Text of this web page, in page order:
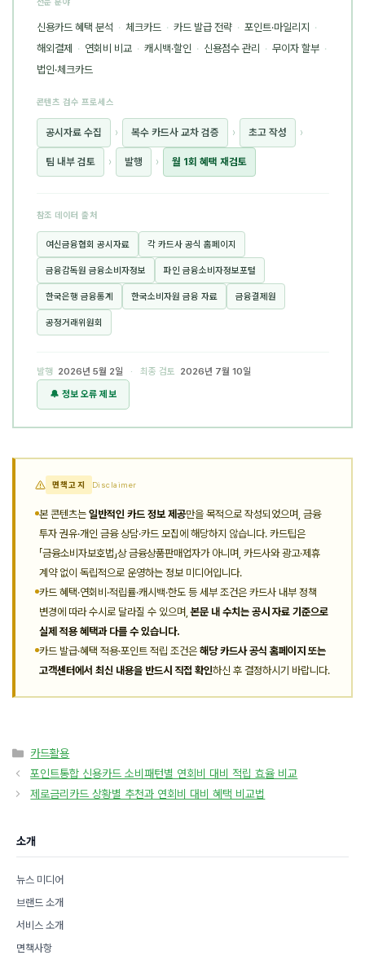
신용카드 혜택 분석 · 체크카드 · 카드 발급 전략 · 포인트·마일리지 ·
해외결제 · 연회비 비교 · 캐시백·할인 · 신용점수 관리 · 무이자 할부 ·
법인·체크카드
콘텐츠 검수 프로세스
공시자료 수집 › 복수 카드사 교차 검증 › 초고 작성 ›
팀 내부 검토 › 발행 › 월 1회 혜택 재검토
참조 데이터 출처
여신금융협회 공시자료 각 카드사 공식 홈페이지
금융감독원 금융소비자정보 파인 금융소비자정보포털
한국은행 금융통계 한국소비자원 금융 자료 금융결제원
공정거래위원회
발행 2026년 5월 2일 · 최종 검토 2026년 7월 10일
🔔 정보 오류 제보
면책고지 Disclaimer
본 콘텐츠는 일반적인 카드 정보 제공만을 목적으로 작성되었으며, 금융
투자 권유·개인 금융 상담·카드 모집에 해당하지 않습니다. 카드팁은
「금융소비자보호법」상 금융상품판매업자가 아니며, 카드사와 광고·제휴
계약 없이 독립적으로 운영하는 정보 미디어입니다.
카드 혜택·연회비·적립률·캐시백·한도 등 세부 조건은 카드사 내부 정책
변경에 따라 수시로 달라질 수 있으며,본문 내 수치는 공시 자료 기준으로
실제 적용 혜택과 다를 수 있습니다.
카드 발급·혜택 적용·포인트 적립 조건은 해당 카드사 공식 홈페이지 또는
고객센터에서 최신 내용을 반드시 직접 확인하신 후 결정하시기 바랍니다.
카
테
리
카드활용
포인트통합 신용카드 소비패턴별 연회비 대비 적립 효율 비교
제로금리카드 상황별 추천과 연회비 대비 혜택 비교법
소개
뉴스 미디어
브랜드 소개
서비스 소개
면책사항